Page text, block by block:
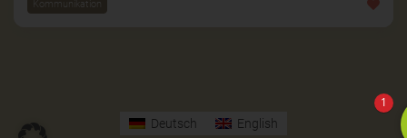
Kommunikation
Deutsch English
1